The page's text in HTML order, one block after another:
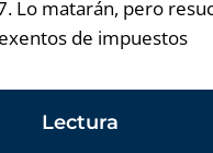
Lo matarán, pero
de impuestos
Lectura